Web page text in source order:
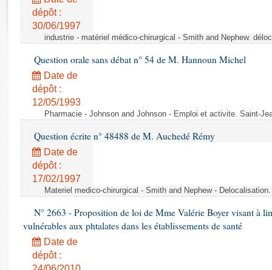
Rapports d'enquête
Rapports législatifs
Dossiers législatifs
Budget et sécurité sociale
Questions écrites et orales
dépôt :
30/06/1997
industrie - matériel médico-chirurgical - Smith and Nephew.
Question orale sans débat n° 54 de M. Hannoun Michel
Date de
dépôt :
12/05/1993
Pharmacie - Johnson and Johnson - Emploi et activite. Saint-
Question écrite n° 48488 de M. Auchedé Rémy
Date de
dépôt :
17/02/1997
Materiel medico-chirurgical - Smith and Nephew -
N° 2663 - Proposition de loi de Mme Valérie Boyer visant à
vulnérables aux phtalates dans les établissements de santé
Date de
dépôt :